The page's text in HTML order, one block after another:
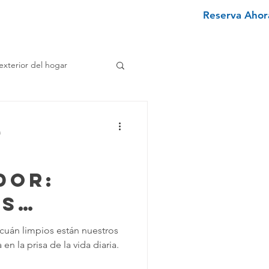
Reserva
del hogar
Hogar
Texano
Manchas
para
limpios están nuestros
la prisa de la vida diaria.